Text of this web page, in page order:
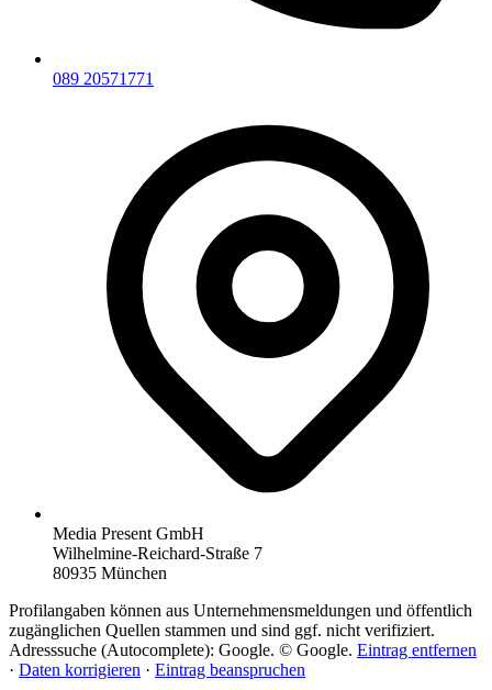
089 20571771
Media Present GmbH
Wilhelmine-Reichard-Straße 7
80935 München
Profilangaben können aus Unternehmensmeldungen und öffentlich
zugänglichen Quellen stammen und sind ggf. nicht verifiziert.
Adresssuche (Autocomplete): Google. © Google. Eintrag entfernen
· Daten korrigieren · Eintrag beanspruchen